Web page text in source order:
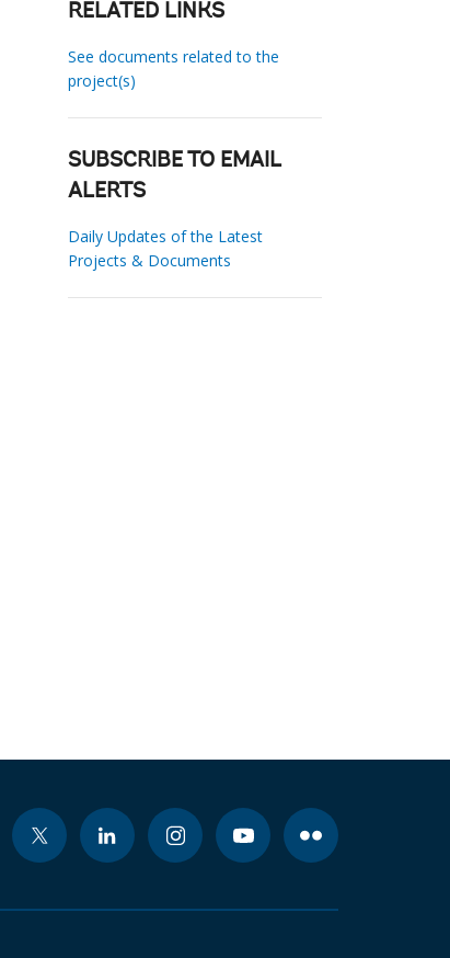
RELATED LINKS
See documents related to the
project(s)
SUBSCRIBE TO EMAIL
ALERTS
Daily Updates of the Latest
Projects & Documents